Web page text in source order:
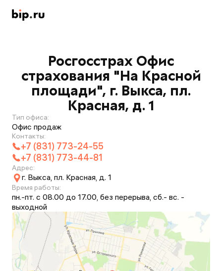
Росгосстрах Офис
страхования "На Красной
площади", г. Выкса, пл.
Красная, д. 1
Тип офиса:
Офис продаж
Контакты:
+7 (831) 773-24-55
+7 (831) 773-44-81
Адрес:
г. Выкса, пл. Красная, д. 1
Время работы:
пн.-пт. с 08.00 до 17.00, без перерыва, сб.- вс. -
выходной